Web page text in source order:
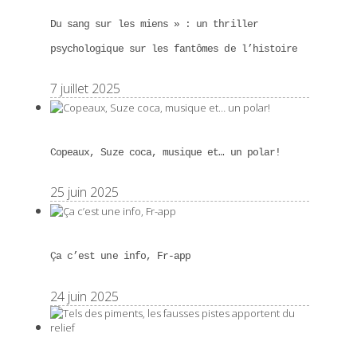
Du sang sur les miens » : un thriller
psychologique sur les fantômes de l’histoire
7 juillet 2025
Copeaux, Suze coca, musique et… un polar!
25 juin 2025
Ça c’est une info, Fr-app
24 juin 2025